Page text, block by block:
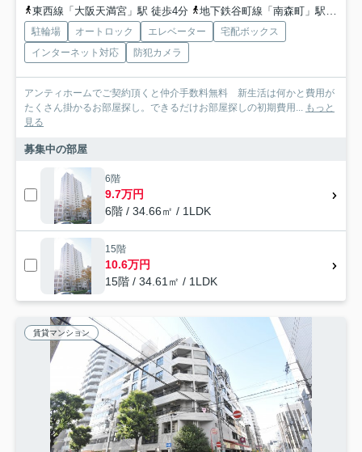
東西線「大阪天満宮」駅 徒歩4分
地下鉄谷町線「南森町」駅 徒歩6分
駐輪場 オートロック エレベーター
宅配ボックス
インターネット対応
防犯カメラ
アンティホームでご契約頂くと仲介手数料無料 新生活は何かと費用が
たくさん掛かるお部屋探し。できるだけお部屋探しの初期費用...
もっと
見る
募集中の部屋
6階
9.7万円
6階 / 34.66㎡ / 1LDK
15階
10.6万円
15階 / 34.61㎡ / 1LDK
賃貸マンション